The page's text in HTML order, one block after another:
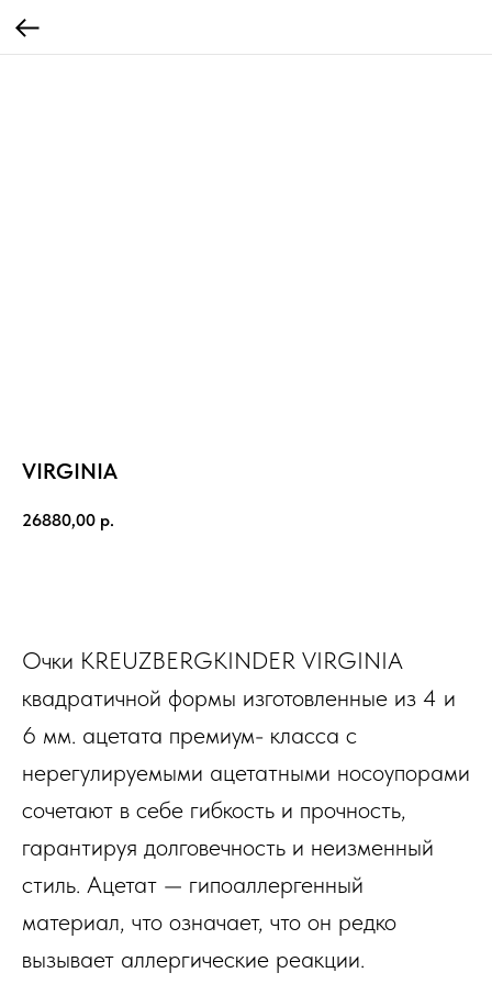
VIRGINIA
26880,00 р.
Очки KREUZBERGKINDER VIRGINIA
квадратичной формы изготовленные из 4 и
6 мм. ацетата премиум- класса с
нерегулируемыми ацетатными носоупорами
сочетают в себе гибкость и прочность,
гарантируя долговечность и неизменный
стиль. Ацетат — гипоаллергенный
материал, что означает, что он редко
вызывает аллергические реакции.